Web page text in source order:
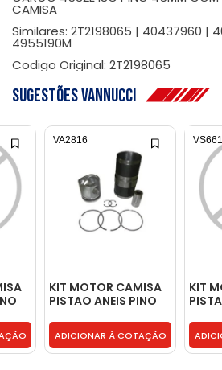
CAMISA
Similares: 2T2198065 | 40437960 |
4955190M
Codigo Original: 2T2198065
Sugestões Vannucci
KIT MOTOR CAMISA
PISTAO ANEIS PINO
40256962
ADICIONAR À COTAÇÃO
VA2816
KIT
VS661